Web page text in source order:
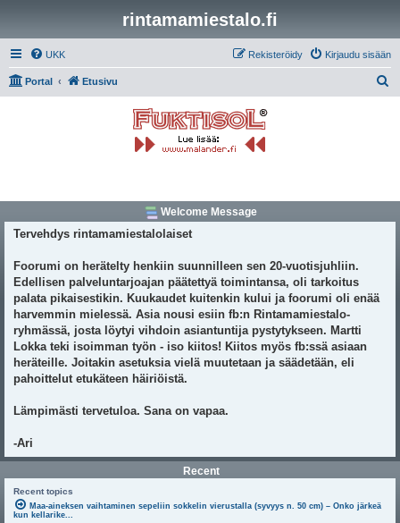
rintamamiestalo.fi
UKK Kirjaudu sisään
Rekisteröidy
Portal Etusivu
Welcome Message
Tervehdys rintamamiestalolaiset
Foorumi on herätelty henkiin suunnilleen sen 20-vuotisjuhliin.
Edellisen palveluntarjoajan päätettyä toimintansa, oli tarkoitus
palata pikaisestikin. Kuukaudet kuitenkin kului ja foorumi oli enää
harvemmin mielessä. Asia nousi esiin fb:n Rintamamiestalo-
ryhmässä, josta löytyi vihdoin asiantuntija pystytykseen. Martti
Lokka teki isoimman työn - iso kiitos! Kiitos myös fb:ssä asiaan
heräteille. Joitakin asetuksia vielä muutetaan ja säädetään, eli
pahoittelut etukäteen häiriöistä.
Lämpimästi tervetuloa. Sana on vapaa.
-Ari
Recent
Recent topics
Maa-aineksen vaihtaminen sepeliin sokkelin vierustalla (syvyys n. 50 cm) – Onko järkeä
kun kellarike...